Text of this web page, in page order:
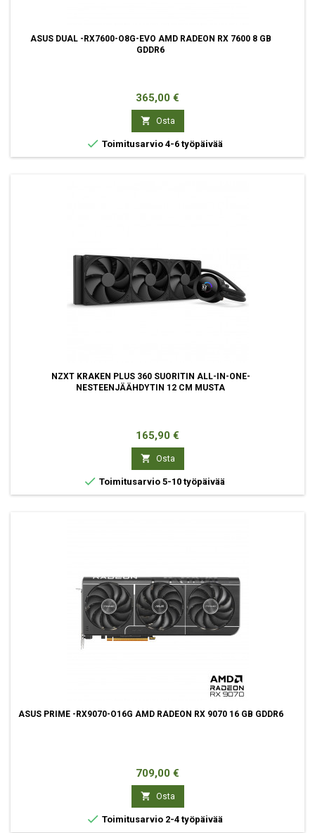
ASUS DUAL -RX7600-O8G-EVO AMD RADEON RX 7600 8 GB
GDDR6
Hinta
365,00 €
 Osta
 Toimitusarvio 4-6 työpäivää
NZXT KRAKEN PLUS 360 SUORITIN ALL-IN-ONE-
NESTEENJÄÄHDYTIN 12 CM MUSTA
Hinta
165,90 €
 Osta
 Toimitusarvio 5-10 työpäivää
ASUS PRIME -RX9070-O16G AMD RADEON RX 9070 16 GB GDDR6
Hinta
709,00 €
 Osta
 Toimitusarvio 2-4 työpäivää